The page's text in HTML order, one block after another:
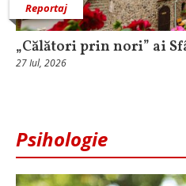
Reportaj
„Călători prin nori” ai
27 Iul, 2026
Psihologie